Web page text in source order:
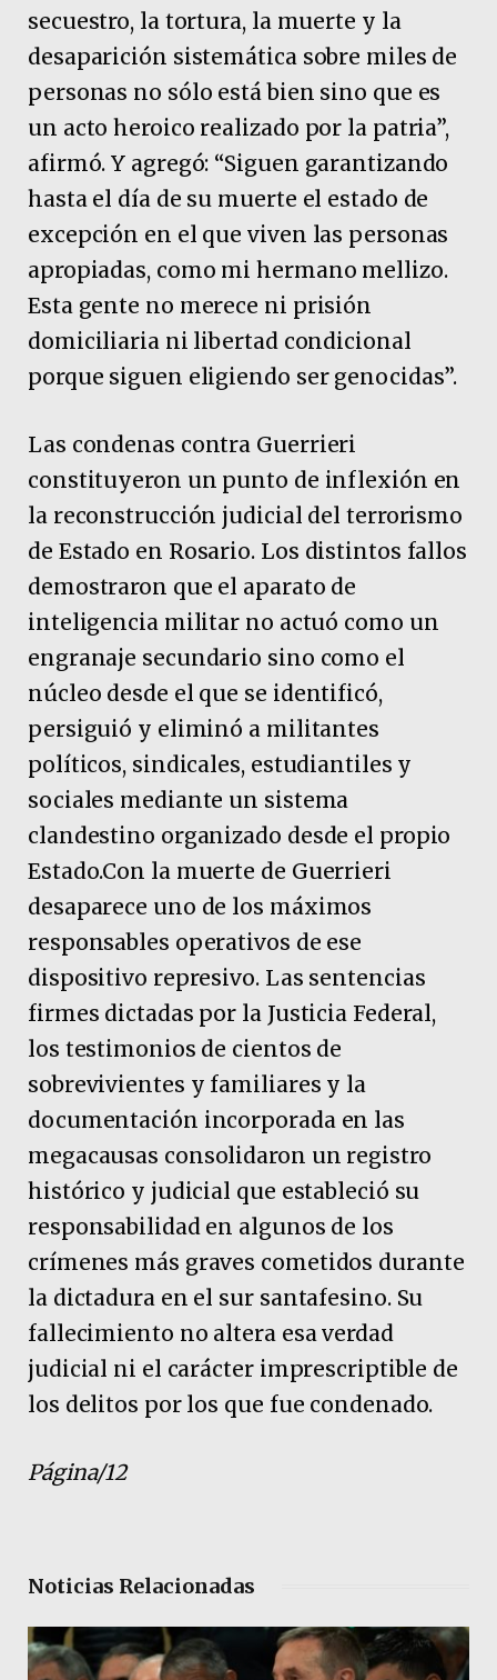
secuestro, la tortura, la muerte y la
desaparición sistemática sobre miles de
personas no sólo está bien sino que es
un acto heroico realizado por la patria”,
afirmó. Y agregó: “Siguen garantizando
hasta el día de su muerte el estado de
excepción en el que viven las personas
apropiadas, como mi hermano mellizo.
Esta gente no merece ni prisión
domiciliaria ni libertad condicional
porque siguen eligiendo ser genocidas”.
Las condenas contra Guerrieri
constituyeron un punto de inflexión en
la reconstrucción judicial del terrorismo
de Estado en Rosario. Los distintos fallos
demostraron que el aparato de
inteligencia militar no actuó como un
engranaje secundario sino como el
núcleo desde el que se identificó,
persiguió y eliminó a militantes
políticos, sindicales, estudiantiles y
sociales mediante un sistema
clandestino organizado desde el propio
Estado.Con la muerte de Guerrieri
desaparece uno de los máximos
responsables operativos de ese
dispositivo represivo. Las sentencias
firmes dictadas por la Justicia Federal,
los testimonios de cientos de
sobrevivientes y familiares y la
documentación incorporada en las
megacausas consolidaron un registro
histórico y judicial que estableció su
responsabilidad en algunos de los
crímenes más graves cometidos durante
la dictadura en el sur santafesino. Su
fallecimiento no altera esa verdad
judicial ni el carácter imprescriptible de
los delitos por los que fue condenado.
Página/12
Noticias Relacionadas